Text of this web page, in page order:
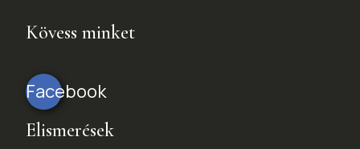
Kövess minket
Facebook
Elismerések